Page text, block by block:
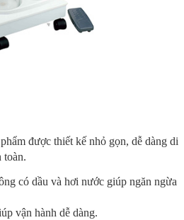
được thiết kế nhỏ gọn, dễ dàng di
toàn.
có dầu và hơi nước giúp ngăn ngừa
vận hành dễ dàng.